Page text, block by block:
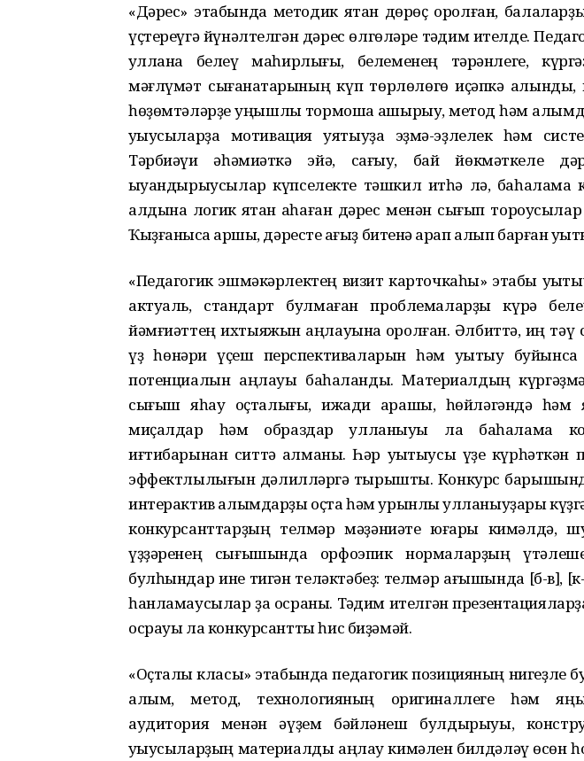
«Дәрес» этабында методик яҡтан дөрөҫ ҡоролған,
үҫтереүгә йүнәлтелгән дәрес өлгөләре тәҡдим ителде.
ҡуллана белеү маһирлығы, белеменең тәрәнлеге,
мәғлүмәт сығанаҡтарының күп төрлөлөгө иҫәпкә
һөҙөмтәләрҙе уңышлы тормошҡа ашырыу, метод һәм
уҡыусыларҙа мотивация уятыуҙа эҙмә-эҙлелек һәм
Тәрбиәүи әһәмиәткә эйә, сағыу, бай йөкмәткеле
ҡыуандырыусылар күпселекте тәшкил итһә лә, баһалама
алдына логик яҡтан аҡһаған дәрес менән сығып
Ҡыҙғанысҡа ҡаршы, дәресте ҡағыҙ битенә ҡарап алып барған
«Педагогик эшмәкәрлектең визит карточкаһы» этабы
актуаль, стандарт булмаған проблемаларҙы күрә
йәмғиәттең ихтыяжын аңлауына ҡоролған. Әлбиттә, иң тәү
үҙ һөнәри үҫеш перспективаларын һәм уҡытыу буйынса
потенциалын аңлауы баһаланды. Материалдың
сығыш яһау оҫталығы, ижади ҡарашы, һөйләгәндә һәм
миҫалдар һәм образдар ҡулланыуы ла баһалама
иғтибарынан ситтә ҡалманы. Һәр уҡытыусы үҙе күрһәткән
эффектлылығын дәлилләргә тырышты. Конкурс
интерактив алымдарҙы оҫта һәм урынлы ҡулланыуҙары
конкурсанттарҙың телмәр мәҙәниәте юғары кимәлдә,
үҙҙәренең сығышында орфоэпик нормаларҙың
булһындар ине тигән теләктәбеҙ: телмәр ағышында [б-в],
һанламаусылар ҙа осраны. Тәҡдим ителгән
осрауы ла конкурсантты һис биҙәмәй.
«Оҫталыҡ класы» этабында педагогик позицияның нигеҙле
алым, метод, технологияның оригиналлеге һәм
аудитория менән әүҙем бәйләнеш булдырыуы,
уҡыусыларҙың материалды аңлау кимәлен билдәләү өсөн